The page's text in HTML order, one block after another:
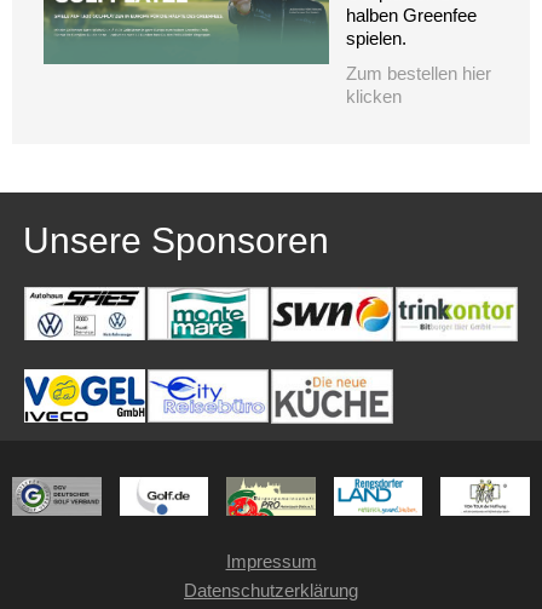
halben Greenfee
spielen.
Zum bestellen hier
klicken
Unsere Sponsoren
Impressum
Datenschutzerklärung